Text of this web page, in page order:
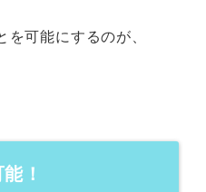
を可能にするのが、
！